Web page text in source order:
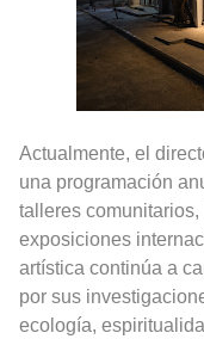
Actualmente, el
una programación
talleres
exposiciones
artística continúa a
por sus
ecología,